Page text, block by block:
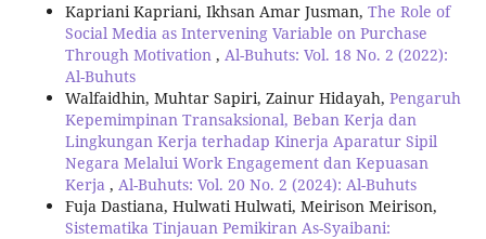
Kapriani Kapriani, Ikhsan Amar Jusman, The Role of
Social Media as Intervening Variable on Purchase
Through Motivation , Al-Buhuts: Vol. 18 No. 2 (2022):
Al-Buhuts
Walfaidhin, Muhtar Sapiri, Zainur Hidayah, Pengaruh
Kepemimpinan Transaksional, Beban Kerja dan
Lingkungan Kerja terhadap Kinerja Aparatur Sipil
Negara Melalui Work Engagement dan Kepuasan
Kerja , Al-Buhuts: Vol. 20 No. 2 (2024): Al-Buhuts
Fuja Dastiana, Hulwati Hulwati, Meirison Meirison,
Sistematika Tinjauan Pemikiran As-Syaibani: